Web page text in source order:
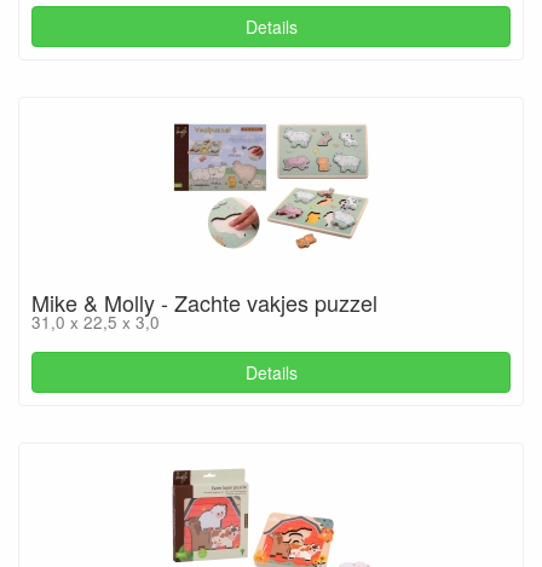
Details
Mike & Molly - Zachte vakjes puzzel
31,0 x 22,5 x 3,0
Details